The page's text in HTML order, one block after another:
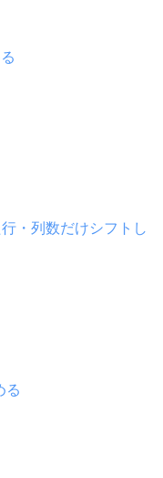
・列数だけシフトし
る